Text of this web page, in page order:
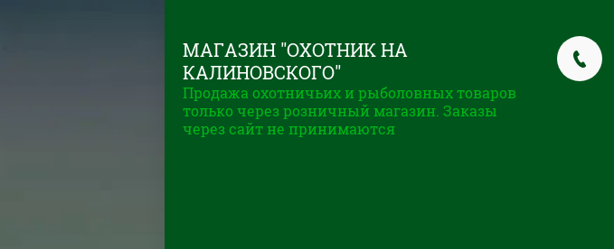
МАГАЗИН "ОХОТНИК НА
КАЛИНОВСКОГО"
Продажа охотничьих и рыболовных товаров
только через розничный магазин. Заказы
через сайт не принимаются